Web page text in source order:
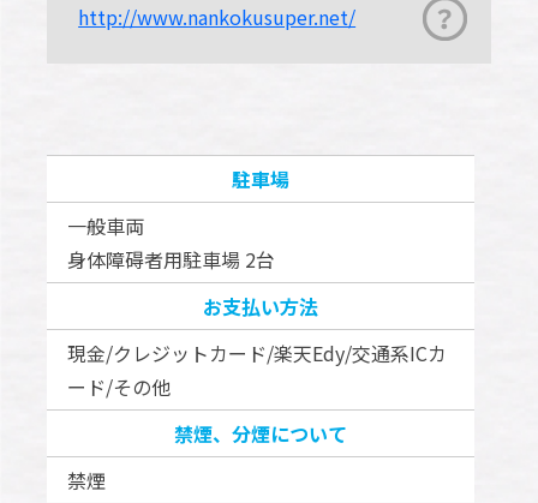
http://www.nankokusuper.net/
駐車場
一般車両
身体障碍者用駐車場 2台
お支払い方法
現金/クレジットカード/楽天Edy/交通系ICカ
ード/その他
禁煙、分煙について
禁煙